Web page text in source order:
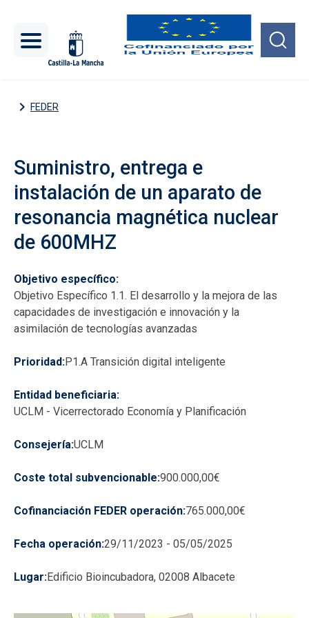
FEDER
Suministro, entrega e
instalación de un aparato de
resonancia magnética nuclear
de 600MHZ
Objetivo específico
Objetivo Específico 1.1. El desarrollo y la mejora de las
capacidades de investigación e innovación y la
asimilación de tecnologías avanzadas
Prioridad P1.A Transición digital inteligente
Entidad beneficiaria
UCLM - Vicerrectorado Economía y Planificación
Consejería UCLM
Coste total subvencionable 900.000,00€
Cofinanciación FEDER operación 765.000,00€
Fecha operación 29/11/2023 - 05/05/2025
Lugar Edificio Bioincubadora, 02008 Albacete